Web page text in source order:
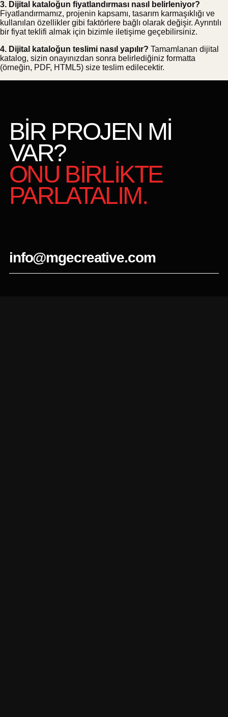
3. Dijital kataloğun fiyatlandırması nasıl belirleniyor?
Fiyatlandırmamız, projenin kapsamı, tasarım karmaşıklığı ve
kullanılan özellikler gibi faktörlere bağlı olarak değişir. Ayrıntılı
bir fiyat teklifi almak için bizimle iletişime geçebilirsiniz.
4. Dijital kataloğun teslimi nasıl yapılır? Tamamlanan dijital
katalog, sizin onayınızdan sonra belirlediğiniz formatta
(örneğin, PDF, HTML5) size teslim edilecektir.
BİR PROJEN Mİ
VAR?
ONU BİRLİKTE
PARLATALIM.
info@mgecreative.com